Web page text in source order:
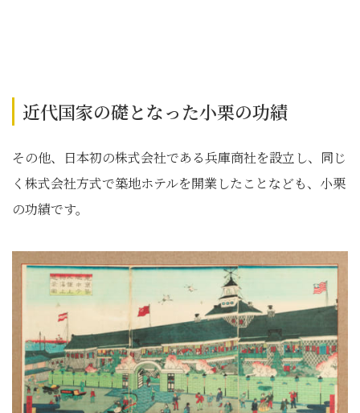
近代国家の礎となった小栗の功績
その他、日本初の株式会社である兵庫商社を設立し、同じ
く株式会社方式で築地ホテルを開業したことなども、小栗
の功績です。